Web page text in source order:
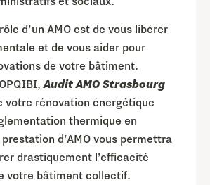
d’un AMO est de vous libérer
et de vous aider pour
de votre bâtiment.
Audit AMO Strasbourg
votre rénovation énergétique
thermique en
d’AMO vous permettra
drastiquement l’efficacité
votre bâtiment collectif.